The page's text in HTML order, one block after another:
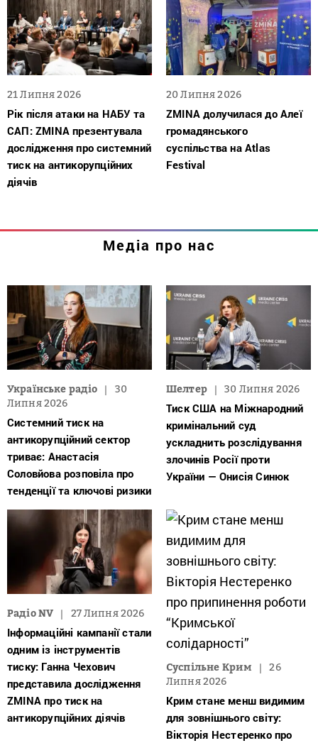
21 Липня 2026
Рік після атаки на НАБУ та
САП: ZMINA презентувала
дослідження про системний
тиск на антикорупційних
діячів
20 Липня 2026
ZMINA долучилася до Алеї
громадянського
суспільства на Atlas
Festival
Медіа про нас
Українське радіо
30
Липня 2026
Системний тиск на
антикорупційний сектор
триває: Анастасія
Соловйова розповіла про
тенденції та ключові ризики
Шелтер 30 Липня 2026
Тиск США на Міжнародний
кримінальний суд
ускладнить розслідування
злочинів Росії проти
України — Онисія Синюк
Радіо NV 27 Липня 2026
Інформаційні кампанії стали
одним із інструментів
тиску: Ганна Чехович
представила дослідження
ZMINA про тиск на
антикорупційних діячів
Суспільне Крим
26
Липня 2026
Крим стане менш видимим
для зовнішнього світу:
Вікторія Нестеренко про